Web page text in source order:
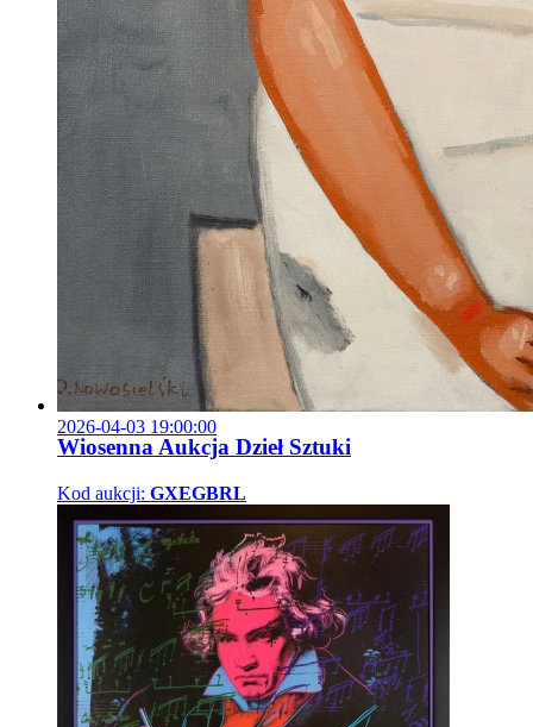
2026-04-03 19:00:00
Wiosenna Aukcja Dzieł Sztuki
Kod aukcji: GXEGBRL